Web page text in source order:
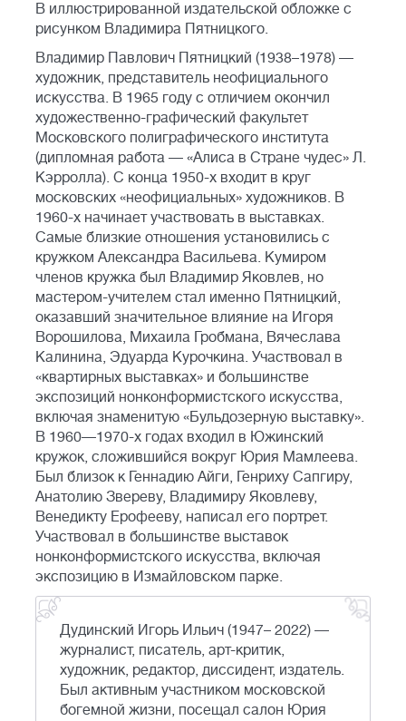
В иллюстрированной издательской обложке с
рисунком Владимира Пятницкого.
Владимир Павлович Пятницкий (1938–1978) —
художник, представитель неофициального
искусства. В 1965 году с отличием окончил
художественно-графический факультет
Московского полиграфического института
(дипломная работа — «Алиса в Стране чудес» Л.
Кэрролла). С конца 1950-х входит в круг
московских «неофициальных» художников. В
1960-х начинает участвовать в выставках.
Самые близкие отношения установились с
кружком Александра Васильева. Кумиром
членов кружка был Владимир Яковлев, но
мастером-учителем стал именно Пятницкий,
оказавший значительное влияние на Игоря
Ворошилова, Михаила Гробмана, Вячеслава
Калинина, Эдуарда Курочкина. Участвовал в
«квартирных выставках» и большинстве
экспозиций нонконформистского искусства,
включая знаменитую «Бульдозерную выставку».
В 1960—1970-х годах входил в Южинский
кружок, сложившийся вокруг Юрия Мамлеева.
Был близок к Геннадию Айги, Генриху Сапгиру,
Анатолию Звереву, Владимиру Яковлеву,
Венедикту Ерофееву, написал его портрет.
Участвовал в большинстве выставок
нонконформистского искусства, включая
экспозицию в Измайловском парке.
Дудинский Игорь Ильич (1947– 2022) —
журналист, писатель, арт-критик,
художник, редактор, диссидент, издатель.
Был активным участником московской
богемной жизни, посещал салон Юрия